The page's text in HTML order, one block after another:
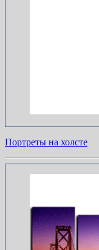
Портреты на холсте